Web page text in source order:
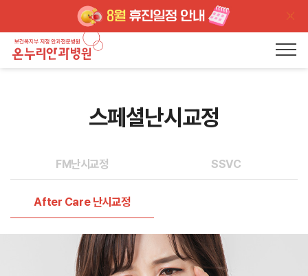
스페셜난시교정
FM난시교정 SSVC
After Care 난시교정